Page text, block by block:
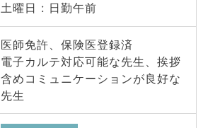
土曜日 : 日勤午前
医師免許、保険医登録済
電子カルテ対応可能な先生、挨拶
含めコミュニケーションが良好な
先生